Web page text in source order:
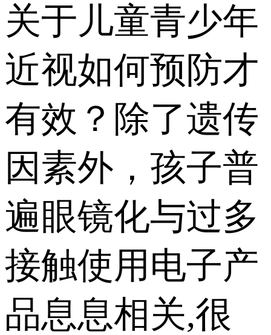
关于儿童青少年
近视如何预防才
有效？除了遗传
因素外，孩子普
遍眼镜化与过多
接触使用电子产
品息息相关,很